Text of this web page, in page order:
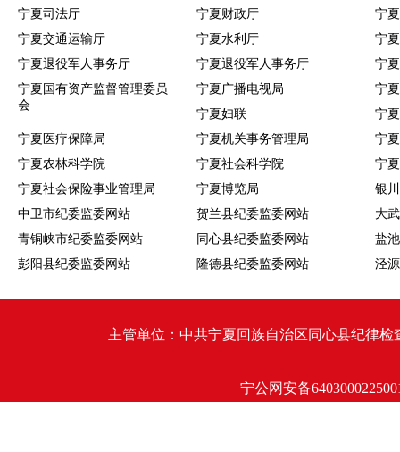
宁夏司法厅
宁夏财政厅
宁
宁夏交通运输厅
宁夏水利厅
宁
宁夏退役军人事务厅
宁夏退役军人事务厅
宁
宁夏国有资产监督管理委员
会
宁夏广播电视局
宁
宁夏妇联
宁
宁夏医疗保障局
宁夏机关事务管理局
宁
宁夏农林科学院
宁夏社会科学院
宁
宁夏社会保险事业管理局
宁夏博览局
银
中卫市纪委监委网站
贺兰县纪委监委网站
大
青铜峡市纪委监委网站
同心县纪委监委网站
盐
彭阳县纪委监委网站
隆德县纪委监委网站 泾
主管单位：中共宁夏回族自治区同心县纪律检
宁公网安备